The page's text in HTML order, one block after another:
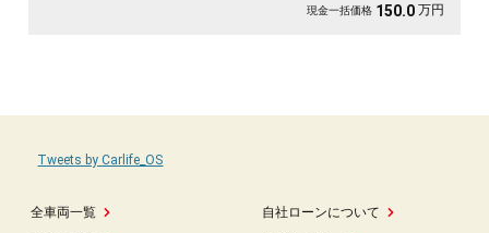
現金一括価格 150.0 万円
全車両一覧
自社ローンについて
Tweets by Carlife_OS